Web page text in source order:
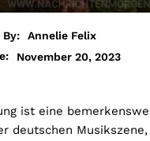
By:
Annelie Felix
November 20, 2023
ist eine
deutschen